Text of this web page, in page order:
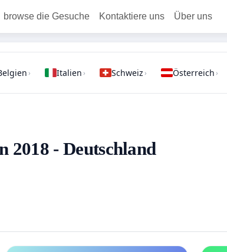
browse die Gesuche Kontaktiere uns Über uns
› Italien › Schweiz › Österreich ›
2018 - Deutschland